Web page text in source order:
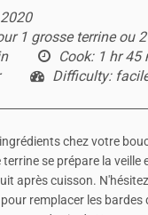
1 grosse terrine ou
Cook: 1 hr 45
Difficulty:
chez votre
se prépare la veille
après cuisson.
remplacer les bardes